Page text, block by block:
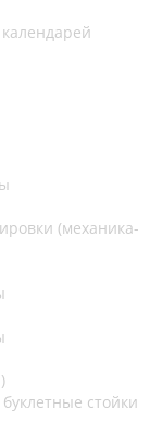
(механика-
стойки